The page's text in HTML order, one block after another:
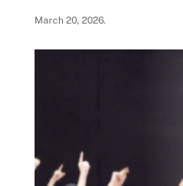
March 20, 2026.